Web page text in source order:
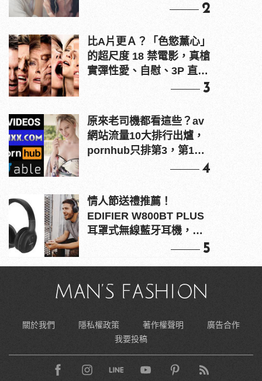
2
比A片更Ａ？「色慾薰心」
的超尺度 18 禁電影，真槍
實彈性愛、自慰、3P 直接
3
原來老司機都看這些？av
網站流量10大排行出爐，
pornhub只排第3，第1名
4
情人節送禮推薦！
EDIFIER W800BT PLUS
耳罩式無線藍牙耳機，在
5
關於我們 隱私權政策 著作權聲明
廣告合作
我要投稿